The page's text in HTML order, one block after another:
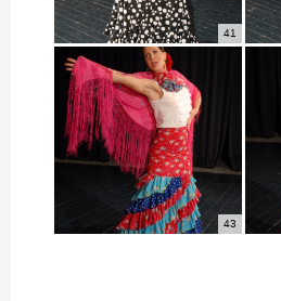
41
43